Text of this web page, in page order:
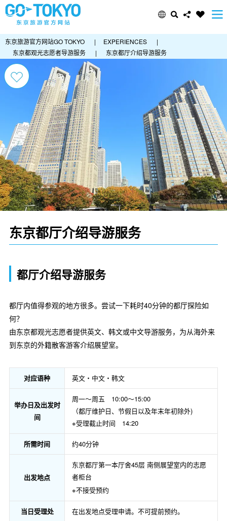
东京旅游官方网站GO TOKYO | EXPERIENCES
|
东京都观光志愿者导游服务
| 东京都厅介绍导游服务
东京都厅介绍导游服务
都厅介绍导游服务
都厅内值得参观的地方很多。尝试一下耗时40分钟的都厅探险如
何？
由东京都观光志愿者提供英文、韩文或中文导游服务，为从海外来
到东京的外籍散客游客介绍展望室。
对应语种 英文・中文・韩文
举办日及出发时
间
周一～周五 10:00～15:00
（都厅维护日、节假日以及年末年初除外)
※受理截止时间 14:20
所需时间 约40分钟
出发地点
东京都厅第一本厅舍45层 南侧展望室内的志愿
者柜台
※不接受预约
当日受理处 在出发地点受理申请。不可提前预约。